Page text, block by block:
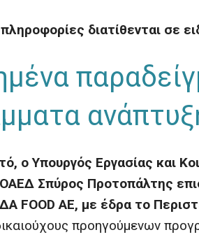
διατίθενται σε
ο Υπουργός Εργασίας και
Σπύρος Προτοπάλτης
FOOD ΑΕ, με έδρα το
προηγούμενων